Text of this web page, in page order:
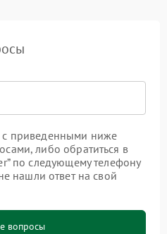
с приведенными ниже
либо обратиться в
по следующему телефону
нашли ответ на свой
вопросы